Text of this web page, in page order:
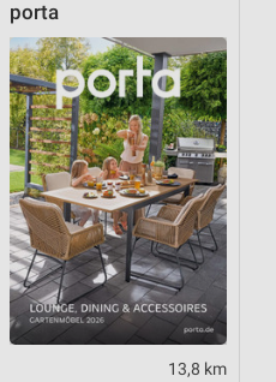
porta
13,8 km